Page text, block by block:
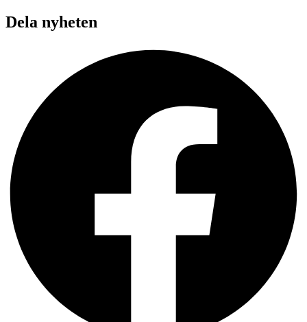
Dela nyheten